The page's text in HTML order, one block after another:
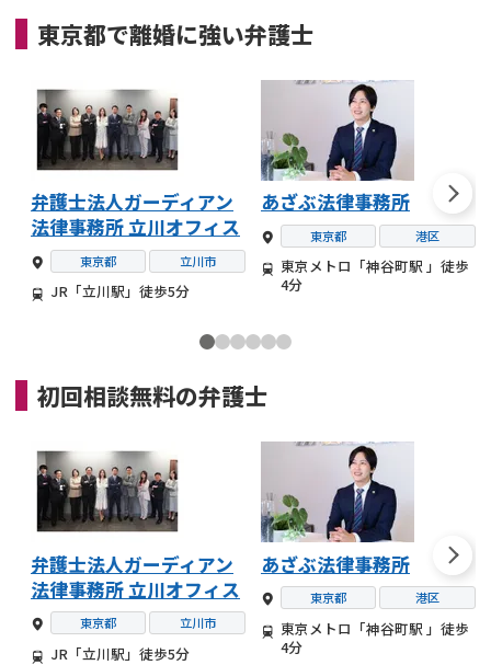
東京都で離婚に強い弁護士
弁護士法人ガーディアン
法律事務所 立川オフィス
東京都 立川市
JR「立川駅」徒歩5分
あざぶ法律事務所
東京都 港区
東京メトロ「神谷町駅 」徒歩
4分
初回相談無料の弁護士
弁護士法人ガーディアン
法律事務所 立川オフィス
東京都 立川市
JR「立川駅」徒歩5分
あざぶ法律事務所
東京都 港区
東京メトロ「神谷町駅 」徒歩
4分